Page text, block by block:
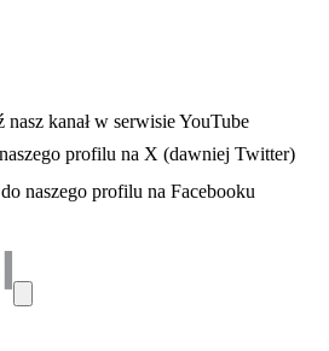
się w nowej karcie
nasz kanał w serwisie YouTube
karcie profilu na X (dawniej Twitter)
się w nowej karcie
naszego profilu na Facebooku